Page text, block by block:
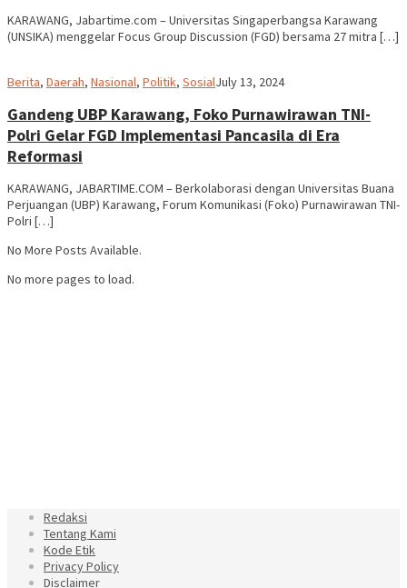
KARAWANG, Jabartime.com – Universitas Singaperbangsa Karawang
(UNSIKA) menggelar Focus Group Discussion (FGD) bersama 27 mitra […]
Berita, Daerah, Nasional, Politik, Sosialadmin
July 13, 2024
Gandeng UBP Karawang, Foko Purnawirawan TNI-
Polri Gelar FGD Implementasi Pancasila di Era
Reformasi
KARAWANG, JABARTIME.COM – Berkolaborasi dengan Universitas Buana
Perjuangan (UBP) Karawang, Forum Komunikasi (Foko) Purnawirawan TNI-
Polri […]
No More Posts Available.
No more pages to load.
Redaksi
Tentang Kami
Kode Etik
Privacy Policy
Disclaimer